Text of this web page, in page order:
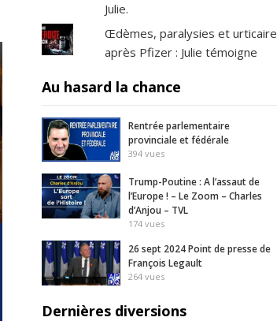
Julie.
Œdèmes, paralysies et urticaire
après Pfizer : Julie témoigne
Au hasard la chance
Rentrée parlementaire
provinciale et fédérale
394 vues
Trump-Poutine : A l’assaut de
l’Europe ! – Le Zoom – Charles
d’Anjou – TVL
174 vues
26 sept 2024 Point de presse de
François Legault
264 vues
Dernières diversions